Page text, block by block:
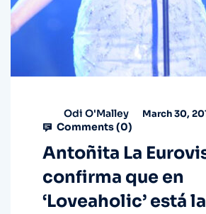
Odi O'Malley March 30,
Comments (0)
Antoñita La
confirma que en
‘Loveaholic’ está la